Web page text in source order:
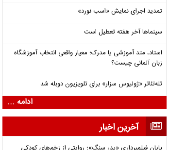
تمدید اجرای نمایش «اسب نورد»
سینماها آخر هفته تعطیل است
استاد، متد آموزشی یا مدرک؛ معیار واقعی انتخاب آموزشگاه
زبان آلمانی چیست؟
تله‌تئاتر «ژولیوس سزار» برای تلویزیون دوبله شد
ادامه ...
آخرین اخبار